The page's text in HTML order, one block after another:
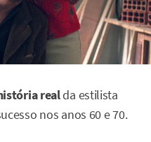
realda estilista
nos anos 60 e 70.